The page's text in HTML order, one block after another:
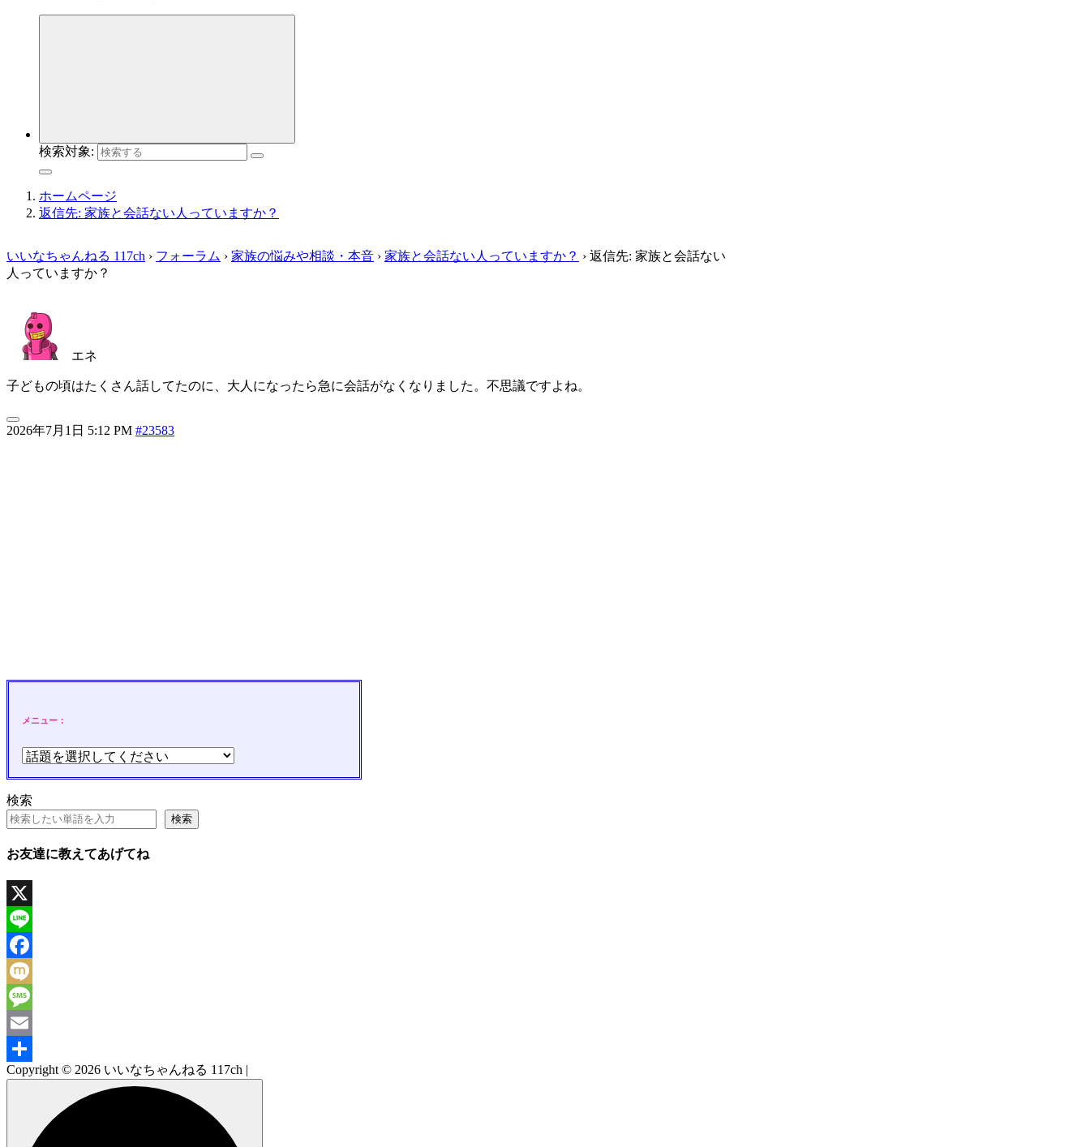
検索対象:
ホームページ
返信先: 家族と会話ない人っていますか？
いいなちゃんねる 117ch › フォーラム › 家族の悩みや相談・本音 › 家族と会話ない人っていますか？ › 返信先: 家族と会話ない
人っていますか？
2026年7月1日 5:12 PM #23583
エネ
子どもの頃はたくさん話してたのに、大人になったら急に会話がなくなりました。不思議ですよね。
メニュー：
検索
検索
お友達に教えてあげてね
X
Line
Facebook
Mixi
Message
Email
共
Copyright © 2026 いいなちゃんねる 117ch |